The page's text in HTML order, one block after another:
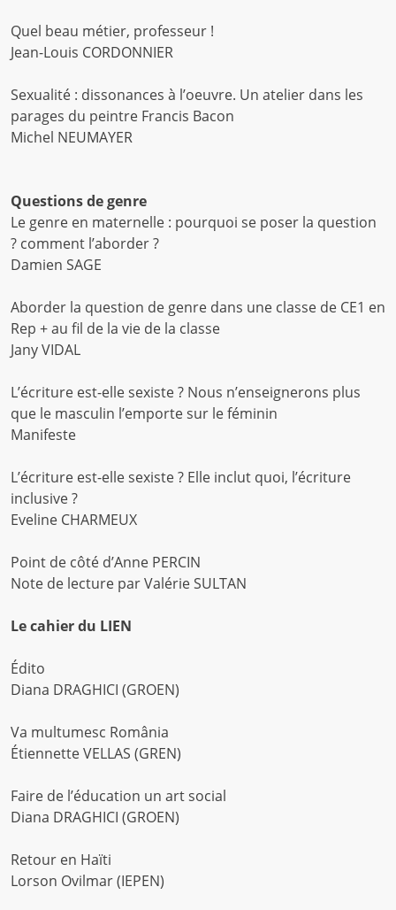
Quel beau métier, professeur !
Jean-Louis CORDONNIER
Sexualité : dissonances à l’oeuvre. Un atelier dans les
parages du peintre Francis Bacon
Michel NEUMAYER
Questions de genre
Le genre en maternelle : pourquoi se poser la question
? comment l’aborder ?
Damien SAGE
Aborder la question de genre dans une classe de CE1 en
Rep + au fil de la vie de la classe
Jany VIDAL
L’écriture est-elle sexiste ? Nous n’enseignerons plus
que le masculin l’emporte sur le féminin
Manifeste
L’écriture est-elle sexiste ? Elle inclut quoi, l’écriture
inclusive ?
Eveline CHARMEUX
Point de côté d’Anne PERCIN
Note de lecture par Valérie SULTAN
Le cahier du LIEN
Édito
Diana DRAGHICI (GROEN)
Va multumesc România
Étiennette VELLAS (GREN)
Faire de l’éducation un art social
Diana DRAGHICI (GROEN)
Retour en Haïti
Lorson Ovilmar (IEPEN)